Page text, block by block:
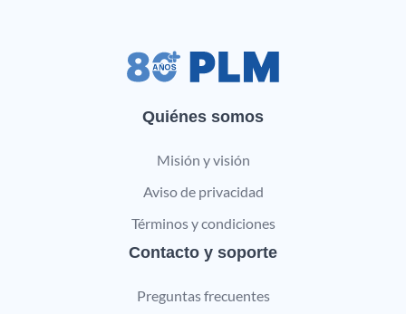
Quiénes somos
Misión y visión
Aviso de privacidad
Términos y condiciones
Contacto y soporte
Preguntas frecuentes